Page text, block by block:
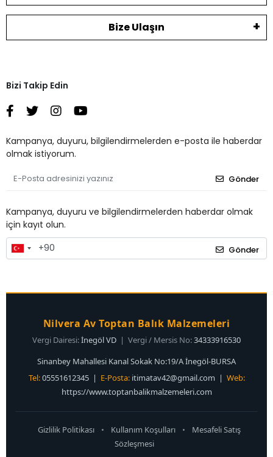
Bize Ulaşın
Bizi Takip Edin
Kampanya, duyuru, bilgilendirmelerden e-posta ile haberdar
olmak istiyorum.
Gönder
Kampanya, duyuru ve bilgilendirmelerden haberdar olmak
için kayıt olun.
Gönder
Nilvera Av Toptan Balık Malzemeleri
Vergi Dairesi:İnegöl VD | Vergi / Mersis No:34333916530
Sinanbey Mahallesi Kanal Sokak No:19/A İnegöl-BURSA
Tel:05551612345 | E-Posta: itimatav42@gmail.com | Web:
https://www.toptanbalikmalzemeleri.com
Gizlilik Politikası • Kullanım Koşulları •
Mesafeli Satış
Sözleşmesi